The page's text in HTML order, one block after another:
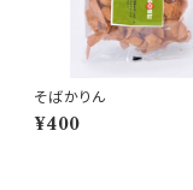
そばかりん
¥400